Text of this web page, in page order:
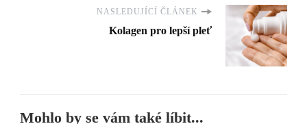
NASLEDUJÍCÍ ČLÁNEK
Kolagen pro lepší pleť
Mohlo by se vám také líbit...